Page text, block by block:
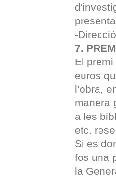
-
7.
El
euros
l’obra,
manera
a les
etc.
Si es
fos una
la